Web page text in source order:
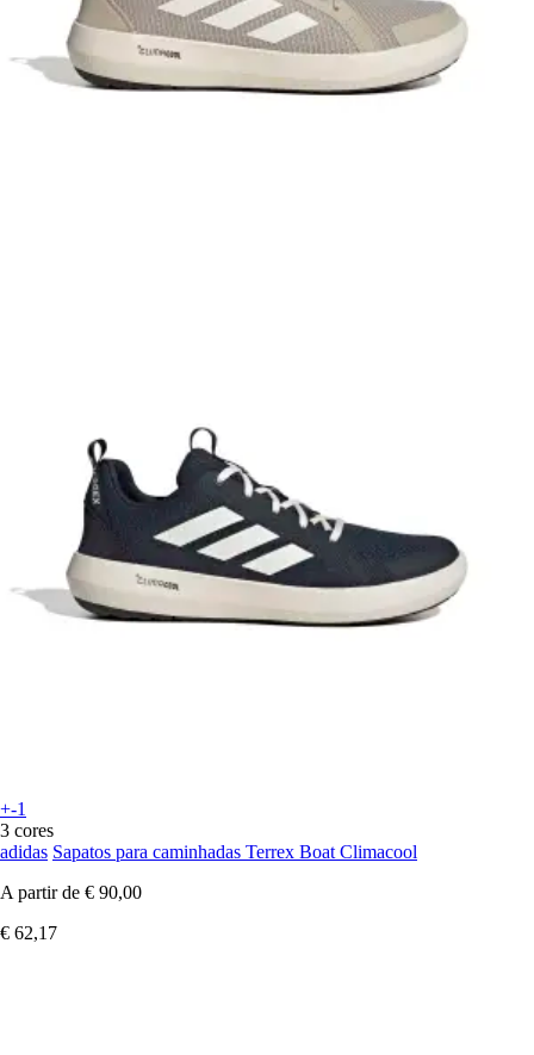
+-1
3 cores
adidas Sapatos para caminhadas Terrex Boat Climacool
A partir de € 90,00
€ 62,17